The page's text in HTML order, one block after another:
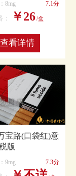
8mg 7.1分
￥26/盒
查看详情
宝路(口袋红)意
版
9mg 7.3分